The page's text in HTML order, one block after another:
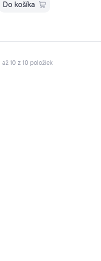
Do košíka
až10 z 10 položiek